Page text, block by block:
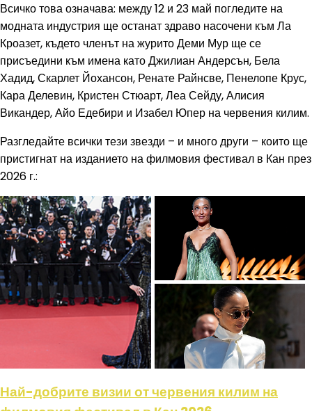
Всичко това означава: между 12 и 23 май погледите на
модната индустрия ще останат здраво насочени към Ла
Кроазет, където членът на журито Деми Мур ще се
присъедини към имена като Джилиан Андерсън, Бела
Хадид, Скарлет Йохансон, Ренате Райнсве, Пенелопе Крус,
Кара Делевин, Кристен Стюарт, Леа Сейду, Алисия
Викандер, Айо Едебири и Изабел Юпер на червения килим.
Разгледайте всички тези звезди – и много други – които ще
пристигнат на изданието на филмовия фестивал в Кан през
2026 г.:
Най-добрите визии от червения килим на